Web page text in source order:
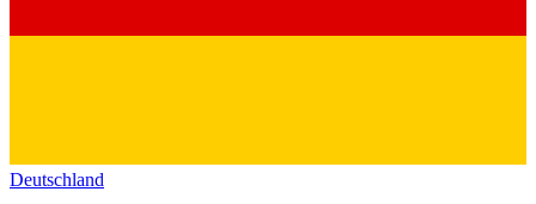
Deutschland